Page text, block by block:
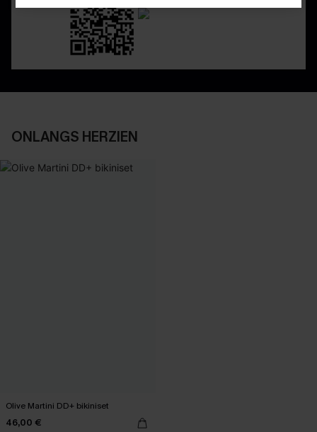
ONLANGS HERZIEN
Olive Martini DD+ bikiniset
46,00 €